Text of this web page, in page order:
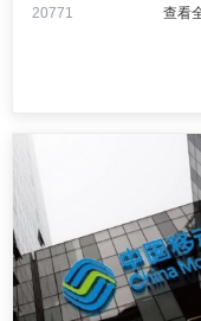
绩，至此，四大航空
20771 查看